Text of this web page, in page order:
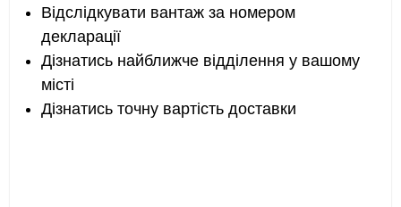
Відслідкувати вантаж за номером
декларації
Дізнатись найближче відділення у вашому
місті
Дізнатись точну вартість доставки